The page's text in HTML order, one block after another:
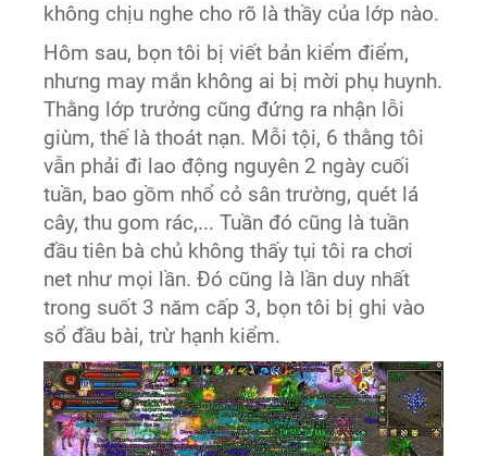
không chịu nghe cho rõ là thầy của lớp nào.
Hôm sau, bọn tôi bị viết bản kiểm điểm,
nhưng may mắn không ai bị mời phụ huynh.
Thằng lớp trưởng cũng đứng ra nhận lỗi
giùm, thế là thoát nạn. Mỗi tội, 6 thằng tôi
vẫn phải đi lao động nguyên 2 ngày cuối
tuần, bao gồm nhổ cỏ sân trường, quét lá
cây, thu gom rác,... Tuần đó cũng là tuần
đầu tiên bà chủ không thấy tụi tôi ra chơi
net như mọi lần. Đó cũng là lần duy nhất
trong suốt 3 năm cấp 3, bọn tôi bị ghi vào
sổ đầu bài, trừ hạnh kiểm.